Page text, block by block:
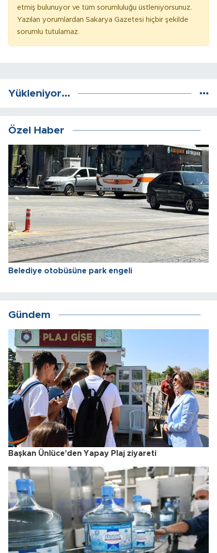
etmiş bulunuyor ve tüm sorumluluğu üstleniyorsunuz.
Yazılan yorumlardan Sakarya Gazetesi hiçbir şekilde
sorumlu tutulamaz.
Yükleniyor...
Özel Haber
Belediye otobüsüne park engeli
Gündem
Başkan Ünlüce'den Yapay Plaj ziyareti